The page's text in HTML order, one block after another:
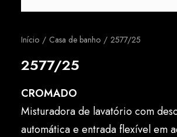
Início Casa de banho 2577/25
2577/25
CROMADO
Misturadora de lavatório com
automática e entrada flexível em